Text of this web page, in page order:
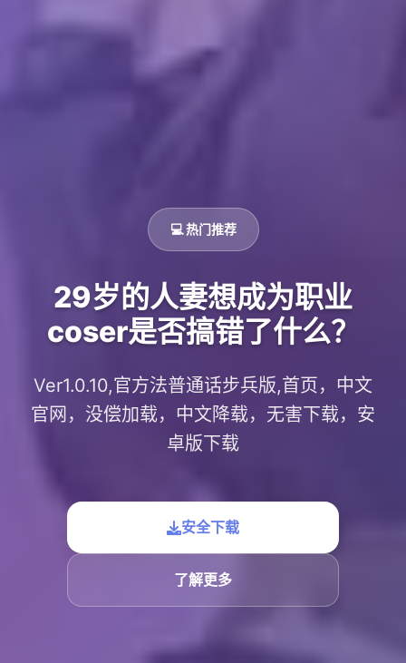
💻 热门推荐
29岁的人妻想成为职业
coser是否搞错了什么？
Ver1.0.10,官方法普通话步兵版,首页，中文
官网，没偿加载，中文降载，无害下载，安
卓版下载
安全下载
了解更多